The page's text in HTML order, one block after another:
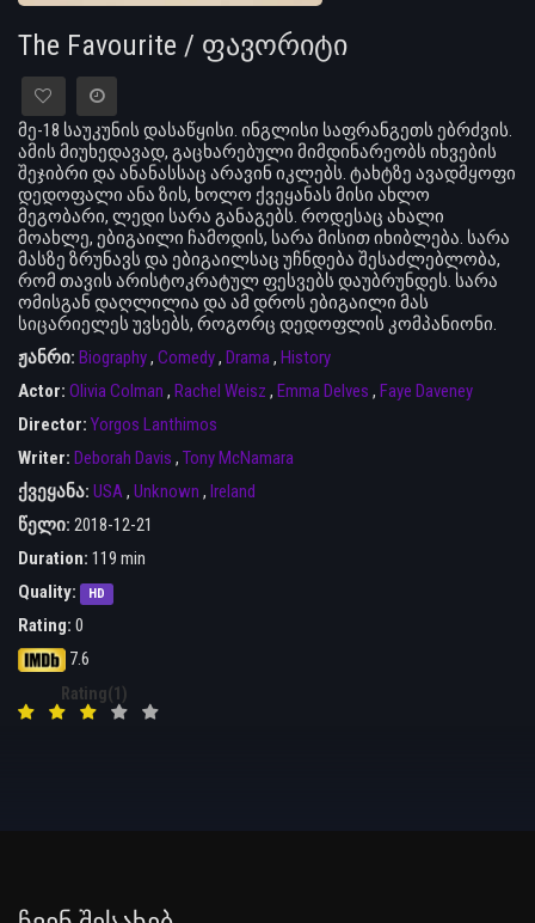
The Favourite / ფავორიტი
მე-18 საუკუნის დასაწყისი. ინგლისი საფრანგეთს ებრძვის.
ამის მიუხედავად, გაცხარებული მიმდინარეობს იხვების
შეჯიბრი და ანანასსაც არავინ იკლებს. ტახტზე ავადმყოფი
დედოფალი ანა ზის, ხოლო ქვეყანას მისი ახლო
მეგობარი, ლედი სარა განაგებს. როდესაც ახალი
მოახლე, ებიგაილი ჩამოდის, სარა მისით იხიბლება. სარა
მასზე ზრუნავს და ებიგაილსაც უჩნდება შესაძლებლობა,
რომ თავის არისტოკრატულ ფესვებს დაუბრუნდეს. სარა
ომისგან დაღლილია და ამ დროს ებიგაილი მას
სიცარიელეს უვსებს, როგორც დედოფლის კომპანიონი.
ჟანრი: Biography, Comedy, Drama, History
Actor: Olivia Colman , Rachel Weisz , Emma Delves , Faye Daveney
Director: Yorgos Lanthimos
Writer: Deborah Davis , Tony McNamara
ქვეყანა: USA, Unknown , Ireland
წელი: 2018-12-21
Duration: 119 min
Quality:
HD
Rating: 0
7.6
Rating(1)